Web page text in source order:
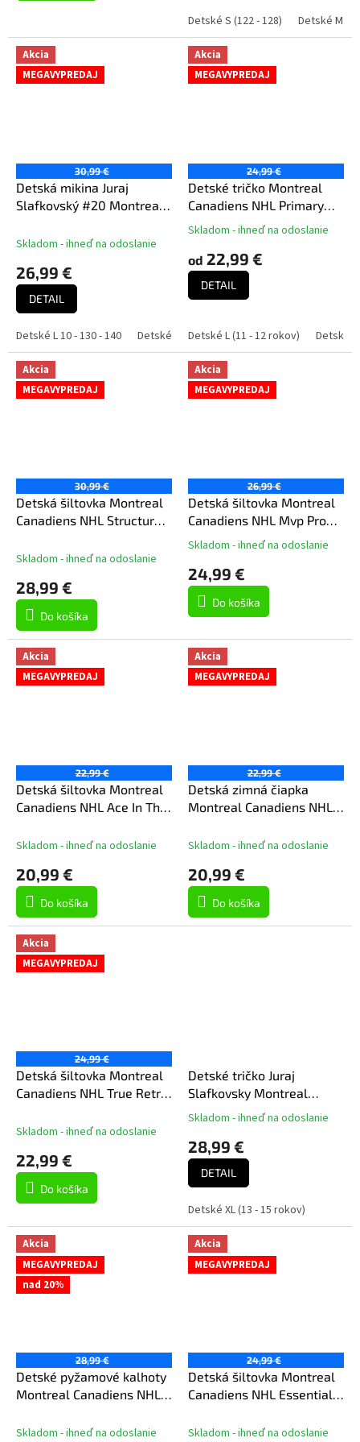
Detské S (122 - 128) Detské M
Akcia
MEGAVYPREDAJ
30,99 €
Detská mikina Juraj
Slafkovský #20 Montreal
Collection (Montreal
Skladom - ihneď na odoslanie
26,99 €
DETAIL
Detské L 10 - 130 - 140 Detské M 8 - 118 - 128 Detské S 6 - 106 - 116
Akcia
MEGAVYPREDAJ
24,99 €
Detské tričko Montreal
Canadiens NHL Primary
Logo Tee
Priemerné
produktu
je
5,0
hviezdičiek.
Skladom - ihneď na odoslanie
od 22,99 €
DETAIL
Detské L (11 - 12 rokov) Detské
Akcia
MEGAVYPREDAJ
30,99 €
Detská šiltovka Montreal
Canadiens NHL Structured
Skladom - ihneď na odoslanie
28,99 €
Do košíka
Akcia
MEGAVYPREDAJ
26,99 €
Detská šiltovka Montreal
Canadiens NHL Mvp Pro
Pinch
Priemerné
produktu
je
5,0
5
hviezdičiek.
Skladom - ihneď na odoslanie
24,99 €
Do košíka
Akcia
MEGAVYPREDAJ
22,99 €
Detská šiltovka Montreal
Canadiens NHL Ace In The
Skladom - ihneď na odoslanie
20,99 €
Do košíka
Akcia
MEGAVYPREDAJ
22,99 €
Detská zimná čiapka
Montreal Canadiens NHL
Skladom - ihneď na odoslanie
20,99 €
Do košíka
Akcia
MEGAVYPREDAJ
24,99 €
Detská šiltovka Montreal
Canadiens NHL True Retro
Skladom - ihneď na odoslanie
22,99 €
Do košíka
Detské tričko Juraj
Slafkovsky Montreal
Canadiens NHL Flat Name
Priemerné
produktu
je
5,0
5
hviezdičiek.
Skladom - ihneď na odoslanie
28,99 €
DETAIL
Detské XL (13 - 15 rokov)
Akcia
MEGAVYPREDAJ
nad 20%
28,99 €
Detské pyžamové kalhoty
Montreal Canadiens NHL
Skladom - ihneď na odoslanie
Akcia
MEGAVYPREDAJ
24,99 €
Detská šiltovka Montreal
Canadiens NHL Essentials
Skladom - ihneď na odoslanie